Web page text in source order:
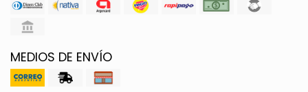
MEDIOS DE ENVÍO